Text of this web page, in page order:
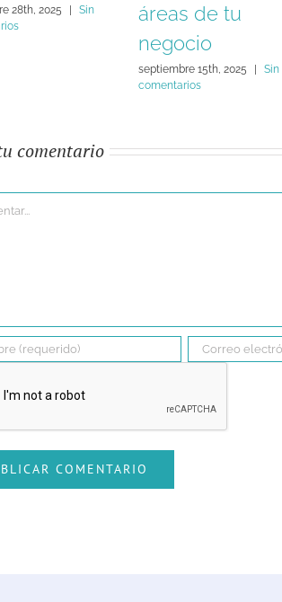
28th, 2025
Sin
áreas de tu
negocio
septiembre 15th, 2025
Sin
comentarios
comentario